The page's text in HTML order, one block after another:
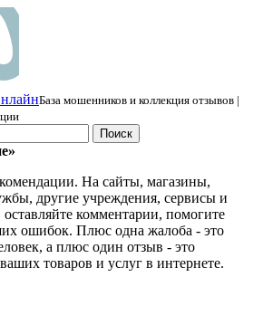
нлайнБаза мошенников и коллекция отзывов |
На сайты, магазины,
другие учреждения, сервисы и
комментарии, помогите
ошибок. Плюс одна жалоба - это
а плюс один отзыв - это
ваших товаров и услуг в интернете.